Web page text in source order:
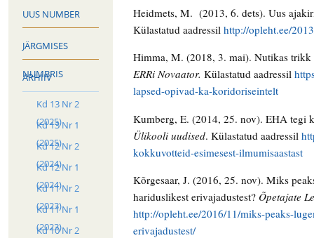
UUS NUMBER
JÄRGMISES
NUMBRIS
ARHIIV
Kd 13 Nr 2
(2025)
Kd 13 Nr 1
(2025)
Kd 12 Nr 2
(2024)
Kd 12 Nr 1
(2024)
Kd 11 Nr 2
(2023)
Kd 11 Nr 1
(2023)
Kd 10 Nr 2
Heidmets, M. (2013, 6. dets). Uus
Külastatud aadressilhttp://opleht.ee/
Himma, M. (2018, 3. mai). Nutikas
ERRi Novaator. Külastatud aadressil
lapsed-opivad-ka-koridoriseintelt
Kumberg, E. (2014, 25. nov). EHA tegi
Ülikooli uudised. Külastatud aadressil
kokkuvotteid-esimesest-ilmumisaastast
Kõrgesaar, J. (2016, 25. nov). Miks
hariduslikest erivajadustest? Õpetajate
http://opleht.ee/2016/11/miks-peaks-
erivajadustest/